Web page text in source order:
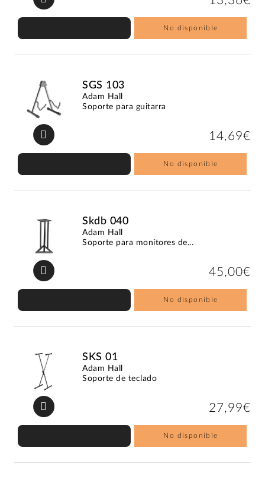
No disponible
SGS 103
Adam Hall
Soporte para guitarra
14,69€
No disponible
Skdb 040
Adam Hall
Soporte para monitores de...
45,00€
No disponible
SKS 01
Adam Hall
Soporte de teclado
27,99€
No disponible